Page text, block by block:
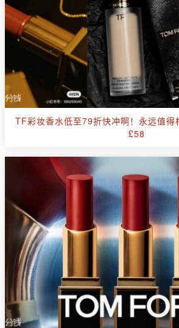
TF彩妆香水低至79折快冲啊！永远值得
£58